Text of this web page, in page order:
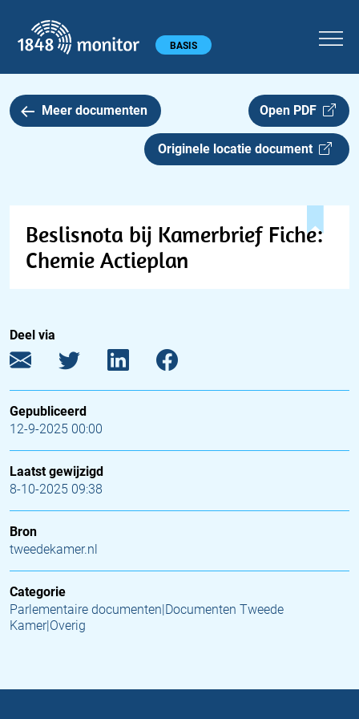
Hoofdmenu BASIS
Meer documenten Open PDF
Originele locatie document
Beslisnota bij Kamerbrief Fiche:
Chemie Actieplan
Deel via
Gepubliceerd
12-9-2025 00:00
Laatst gewijzigd
8-10-2025 09:38
Bron
tweedekamer.nl
Categorie
Parlementaire documenten|Documenten Tweede
Kamer|Overig